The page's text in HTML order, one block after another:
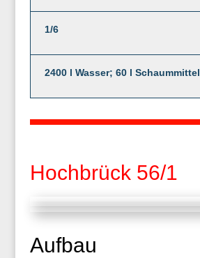
1/6
2400 l Wasser; 60 l Schaummittel
Hochbrück 56/1
Aufbau